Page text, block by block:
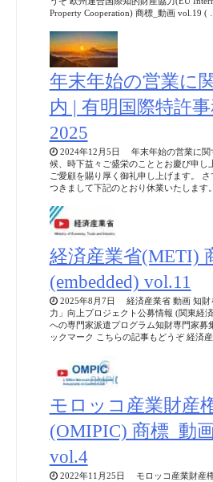
Property Cooperation) 商標_動画 vol.19 ( …
年末年始の営業に
内 | 有明国際特許
2025
2024年12月5日 年末年始の営業に関
候、時下益々ご盛栄のこととお慶び申し
ご愛顧を賜り厚く御礼申し上げます。
つきまして下記のとおり休業いたします
経済産業省(METI)
(embedded) vol.11
2025年8月7日 経済産業省 動画 知財
力」向上プロジェクト公募情報 (関東経
への専門家派遣プログラム知財専門家募
ックマーク こちらの記事もどうぞ 経済
モロッコ産業財産
(OMIPIC) 商標_動
vol.4
2022年11月25日 モロッコ産業財産